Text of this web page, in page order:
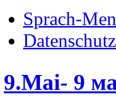
Sprach-
9.Mai- 9